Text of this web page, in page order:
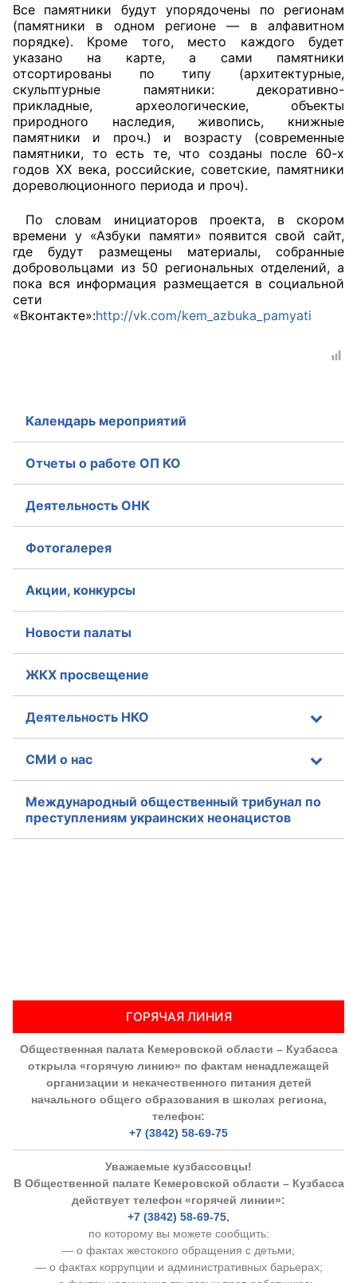
Регламент ОП КО
Кодекс этики ОП КО
Положения
Соглашения
Рекомендации
Аппарат ОП КО
УСТАВ ГКУ “АППАРАТ ОП КО”
Доходы руководителя за 2024 г.
Все памятники будут упорядочены по регионам
(памятники в одном регионе — в алфавитном
порядке). Кроме того, место каждого будет
указано на карте, а сами памятники
отсортированы по типу (архитектурные,
скульптурные памятники: декоративно-
прикладные, археологические, объекты
природного наследия, живопись, книжные
памятники и проч.) и возрасту (современные
памятники, то есть те, что созданы после 60-х
годов XX века, российские, советские, памятники
дореволюционного периода и проч).
По словам инициаторов проекта, в скором
времени у «Азбуки памяти» появится свой сайт,
где будут размещены материалы, собранные
добровольцами из 50 региональных отделений, а
пока вся информация размещается в социальной
сети
«Вконтакте»:http://vk.com/kem_azbuka_pamyati
Календарь мероприятий
Отчеты о работе ОП КО
Деятельность ОНК
Фотогалерея
Акции, конкурсы
Новости палаты
ЖКХ просвещение
Деятельность НКО
СМИ о нас
Международный общественный трибунал по
преступлениям украинских неонацистов
ГОРЯЧАЯ ЛИНИЯ
Общественная палата Кемеровской области – Кузбасса
открыла «горячую линию» по фактам ненадлежащей
организации и некачественного питания детей
начального общего образования в школах региона,
телефон:
+7 (3842) 58-69-75
Уважаемые кузбассовцы!
В Общественной палате Кемеровской области – Кузбасса
действует телефон «горячей линии»:
+7 (3842) 58-69-75,
по которому вы можете сообщить:
— о фактах жестокого обращения с детьми;
— о фактах коррупции и административных барьерах;